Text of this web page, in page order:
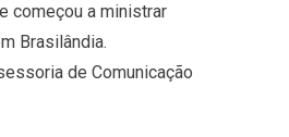
começou a ministrar
Brasilândia.
de Comunicação